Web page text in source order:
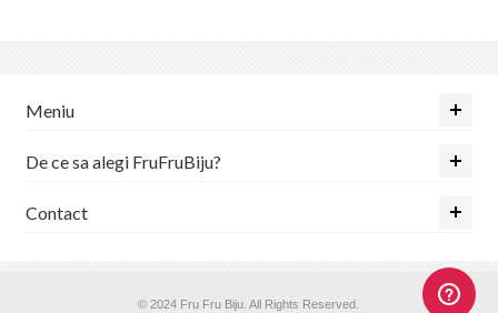
Meniu
De ce sa alegi FruFruBiju?
Contact
© 2024 Fru Fru Biju. All Rights Reserved.